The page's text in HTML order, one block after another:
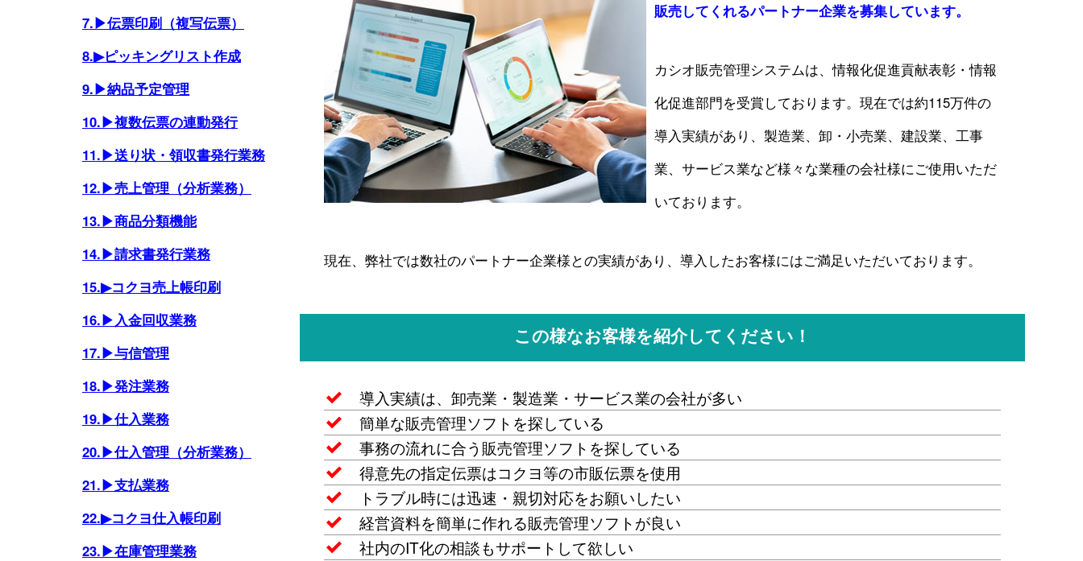
販売してくれるパートナー企業を募集しています。
カシオ販売管理システムは、情報化促進貢献表彰・情報
化促進部門を受賞しております。現在では約115万件の
導入実績があり、製造業、卸・小売業、建設業、工事
業、サービス業など様々な業種の会社様にご使用いただ
いております。
現在、弊社では数社のパートナー企業様との実績があり、導入したお客様にはご満足いただいております。
この様なお客様を紹介してください！
導入実績は、卸売業・製造業・サービス業の会社が多い
簡単な販売管理ソフトを探している
事務の流れに合う販売管理ソフトを探している
得意先の指定伝票はコクヨ等の市販伝票を使用
トラブル時には迅速・親切対応をお願いしたい
経営資料を簡単に作れる販売管理ソフトが良い
社内のIT化の相談もサポートして欲しい
7.▶伝票印刷（複写伝票）
8.▶ピッキングリスト作成
9.▶納品予定管理
10.▶複数伝票の連動発行
11.▶送り状・領収書発行業務
12.▶売上管理（分析業務）
13.▶商品分類機能
14.▶請求書発行業務
15.▶コクヨ売上帳印刷
16.▶入金回収業務
17.▶与信管理
18.▶発注業務
19.▶仕入業務
20.▶仕入管理（分析業務）
21.▶支払業務
22.▶コクヨ仕入帳印刷
23.▶在庫管理業務